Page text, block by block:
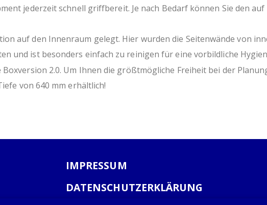
umweltschonende Produktion durch Verzicht
jederzeit schnell griffbereit. Je nach Bedarf können Sie den
auf den Innenraum gelegt. Hier wurden die Seitenwände von
und ist besonders einfach zu reinigen für eine vorbildliche
2.0. Um Ihnen die größtmögliche Freiheit bei der
von 640 mm erhältlich!
IMPRESSUM
DATENSCHUTZERKLÄRUNG